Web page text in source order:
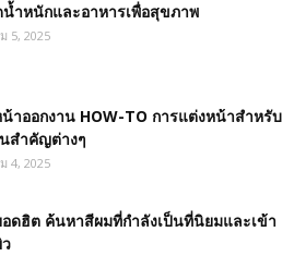
ำหนักและอาหารเพื่อสุขภาพ
5, 2025
าออกงาน HOW-TO การแต่งหน้าสำหรับ
สำคัญต่างๆ
4, 2025
ดฮิต ค้นหาสีผมที่กำลังเป็นที่นิยมและเข้า